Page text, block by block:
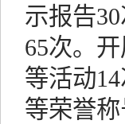
示报告
65次。
等活动
等荣誉